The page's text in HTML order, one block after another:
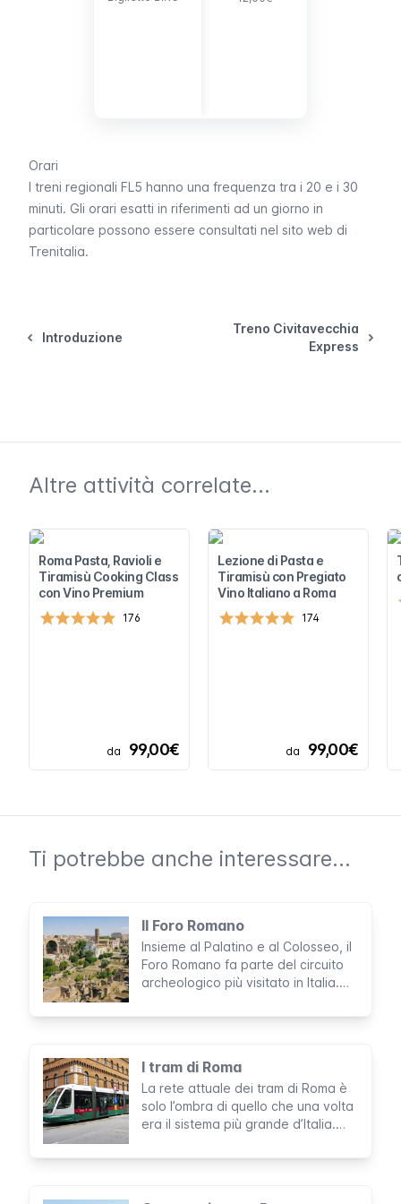
Orari
I treni regionali FL5 hanno una frequenza tra i 20 e i 30
minuti. Gli orari esatti in riferimenti ad un giorno in
particolare possono essere consultati nel sito web di
Trenitalia.
Introduzione
Treno Civitavecchia
Express
Altre attività correlate...
Roma Pasta, Ravioli e
Tiramisù Cooking Class
con Vino Premium
176
da 99,00€
Lezione di Pasta e
Tiramisù con Pregiato
Vino Italiano a Roma
174
da 99,00€
Ti potrebbe anche interessare...
Il Foro Romano
Insieme al Palatino e al Colosseo, il
Foro Romano fa parte del circuito
archeologico più visitato in Italia.
completo senza una visita a questo
I tram di Roma
La rete attuale dei tram di Roma è
solo l’ombra di quello che una volta
era il sistema più grande d’Italia.
alcune zone della città, però può